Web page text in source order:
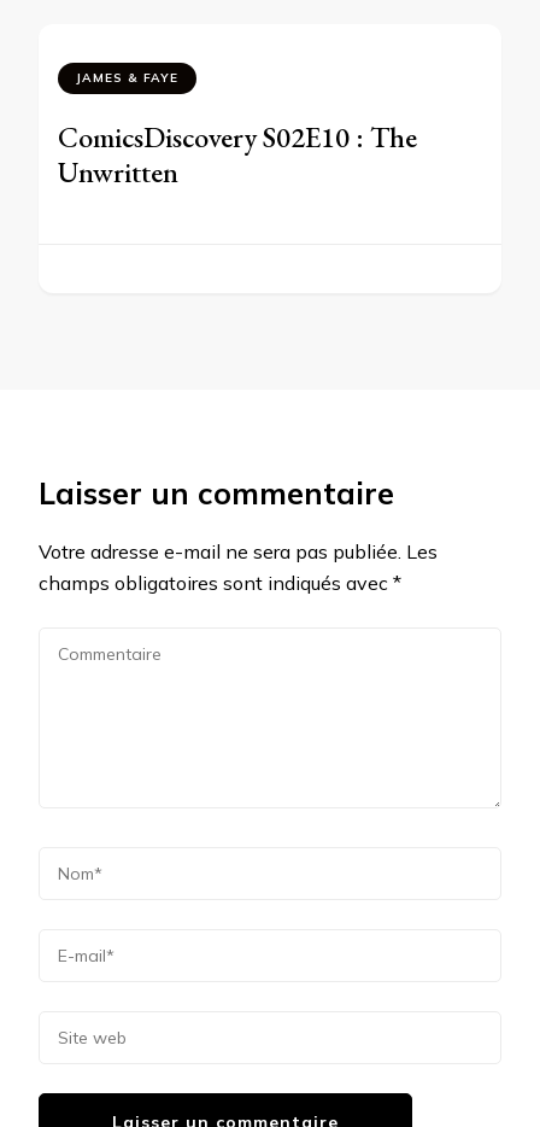
JAMES & FAYE
ComicsDiscovery S02E10 : The
Unwritten
Laisser un commentaire
Votre adresse e-mail ne sera pas publiée. Les
champs obligatoires sont indiqués avec *